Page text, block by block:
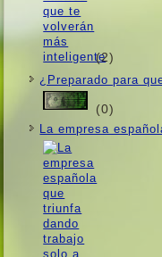
(2)
¿Preparado para
(0)
La empresa